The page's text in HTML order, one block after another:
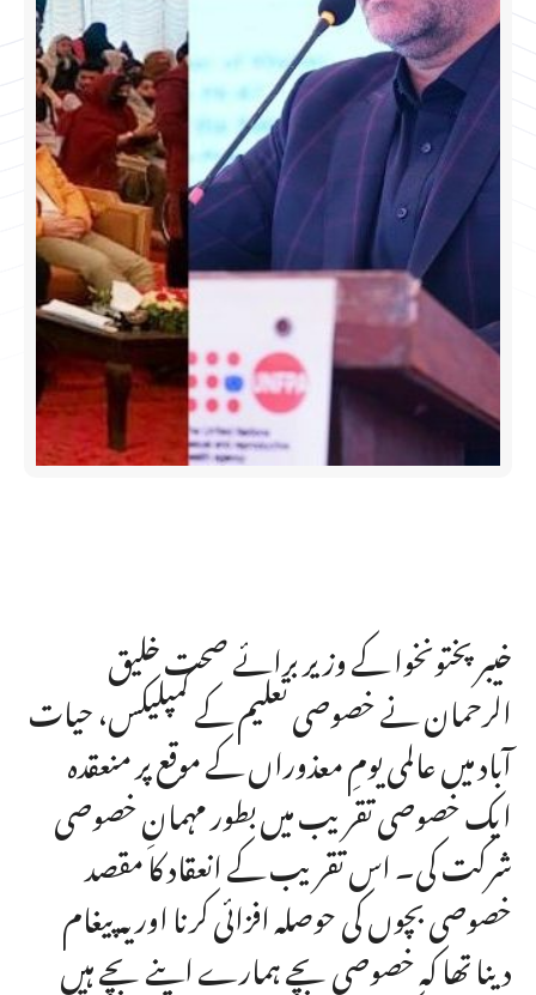
خیبر پختونخوا کے وزیر برائے صحت خلیق
الرحمان نے خصوصی تعلیم کے کمپلیکس، حیات
آباد میں عالمی یومِ معذوراں کے موقع پر منعقدہ
ایک خصوصی تقریب میں بطور مہمانِ خصوصی
شرکت کی۔ اس تقریب کے انعقاد کا مقصد
خصوصی بچوں کی حوصلہ افزائی کرنا اور یہ پیغام
دینا تھا کہ خصوصی بچے ہمارے اپنے بچے ہیں